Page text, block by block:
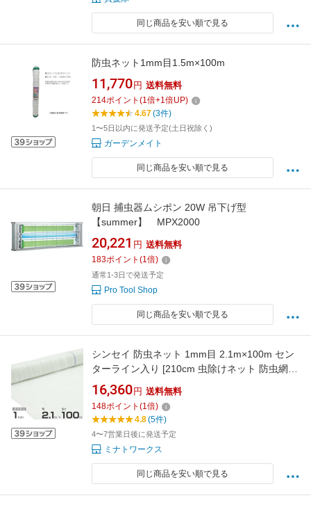
同じ商品を安い順で見る
防虫ネット1mm目1.5m×100m
11,770 円 送料無料
214ポイント (1倍+1倍UP)
4.67(3件)
1〜5日以内に発送予定(土日祝除く)
ガーデンメイト
同じ商品を安い順で見る
朝日 捕虫器ムシポン 20W 吊下げ型
【summer】 MPX2000
20,221 円 送料無料
183ポイント (1倍)
通常1-3日で発送予定
Pro Tool Shop
同じ商品を安い順で見る
シンセイ 防虫ネット 1mm目 2.1m×100m セン
ターライン入り [210cm 虫除けネット 防虫網
防虫シート 虫よけネット]
16,360 円 送料無料
148ポイント (1倍)
4.8(5件)
4〜7営業日後に発送予定
ミナトワークス
同じ商品を安い順で見る